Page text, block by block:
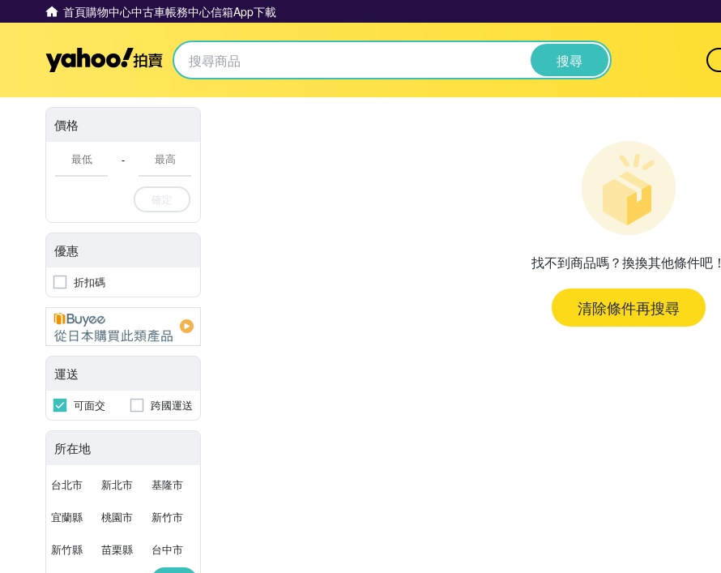
首頁購物中心中古車帳務中心信箱App下載
Yahoo拍賣 搜尋
價格
-
確定
優惠
折扣碼
運送
可面交 跨國運送
所在地
台北市 新北市 基隆市
宜蘭縣 桃園市 新竹市
新竹縣 苗栗縣 台中市
找不到商品嗎？換換其他條件吧！
清除條件再搜尋